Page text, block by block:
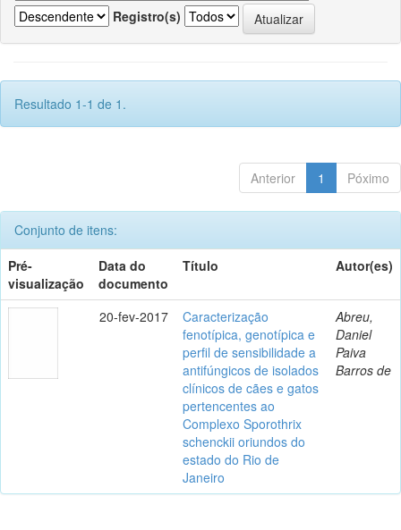
Registro(s)
Resultado 1-1 de 1.
Anterior 1 Póximo
Conjunto de itens:
Pré-
visualização
Data do
documento
Título Autor(es)
20-fev-2017
Caracterização
fenotípica, genotípica e
perfil de sensibilidade a
antifúngicos de isolados
clínicos de cães e gatos
pertencentes ao
Complexo Sporothrix
schenckii oriundos do
estado do Rio de
Janeiro
Abreu,
Daniel
Paiva
Barros de